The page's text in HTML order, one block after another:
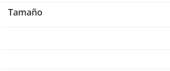
Tamaño